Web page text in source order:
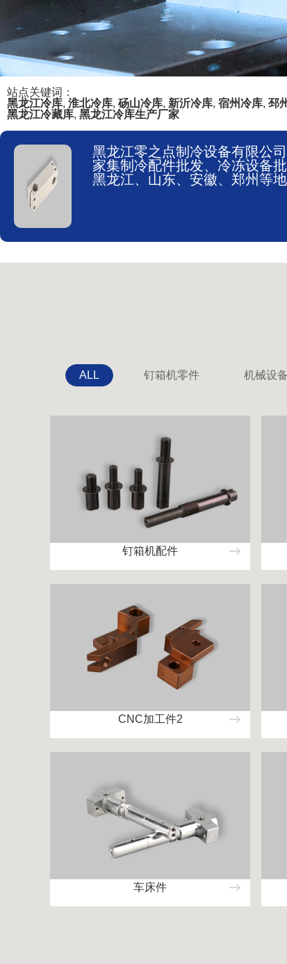
站点关键词：
黑龙江冷库, 淮北冷库, 砀山冷库, 新沂冷库, 宿州冷库, 邳
黑龙江冷藏库, 黑龙江冷库生产厂家
黑龙江零之点制冷设备有限公
家集制冷配件批发、冷冻设备
黑龙江、山东、安徽、郑州等
ALL 钉箱机零件 机械设
钉箱机配件
CNC加工件2
车床件